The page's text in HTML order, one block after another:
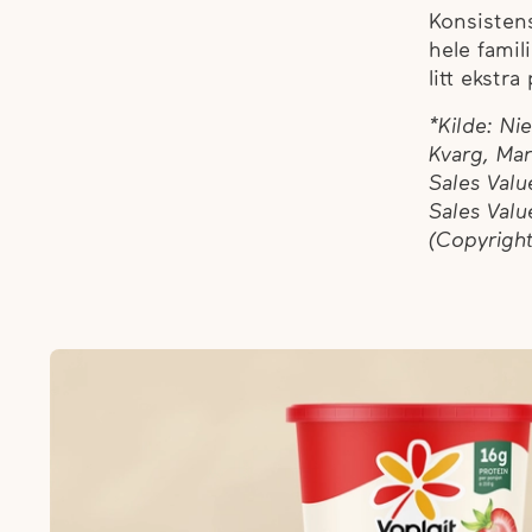
hele
litt ekstra
*Kilde:
Kvarg,
Sales
Sales